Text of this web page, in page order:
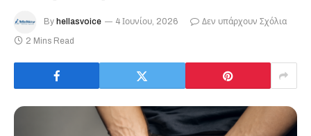
By hellasvoice 4 Ιουνίου, 2026
Δεν υπάρχουν Σχόλια
2 Mins Read